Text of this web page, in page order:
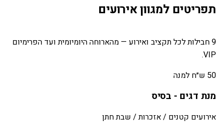
תפריטים למגוון אירועים
9 חבילות לכל תקציב ואירוע — מהארוחה היומיומית ועד הפרימיום
VIP.
50 ש״ח למנה
מנת דגים - בסיס
אירועים קטנים / אזכרות / שבת חתן